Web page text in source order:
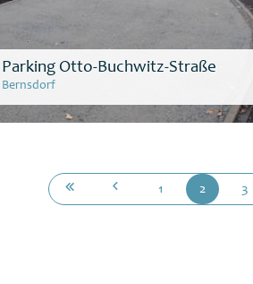
Parking Otto-Buchwitz-Straße
Bernsdorf
1 2 3